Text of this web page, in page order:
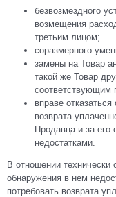
безвозмездного
возмещения
третьим лицом;
соразмерного
замены на Товар
такой же Товар
соответствующим
вправе
возврата
Продавца и за его
недостатками.
В отношении технически
обнаружения в нем
потребовать возврата